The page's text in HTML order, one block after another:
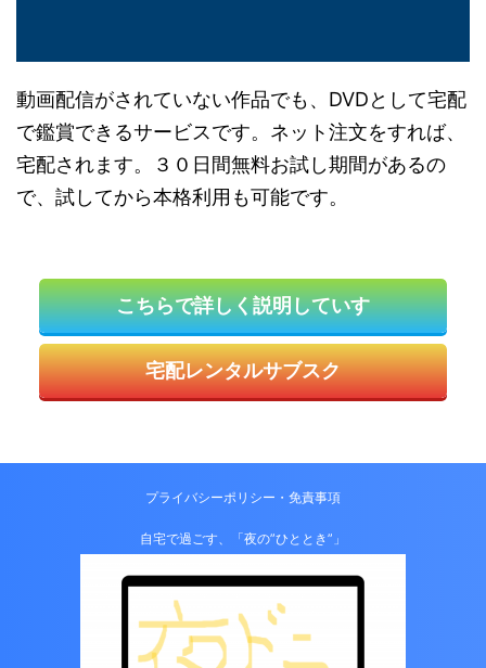
動画配信がされていない作品でも、DVDとして宅配
で鑑賞できるサービスです。ネット注文をすれば、
宅配されます。３０日間無料お試し期間があるの
で、試してから本格利用も可能です。
こちらで詳しく説明していす
宅配レンタルサブスク
プライバシーポリシー・免責事項
自宅で過ごす、「夜の”ひととき”」